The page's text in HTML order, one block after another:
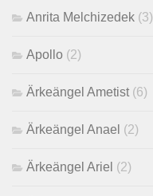
Anrita Melchizedek (3)
Apollo (2)
Ärkeängel Ametist (6)
Ärkeängel Anael (2)
Ärkeängel Ariel (2)